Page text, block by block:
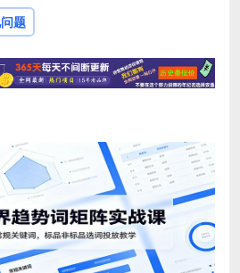
题